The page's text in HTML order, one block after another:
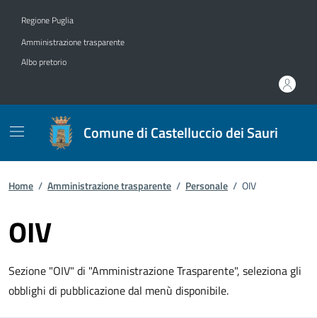
Regione Puglia
Amministrazione trasparente
Albo pretorio
Comune di Castelluccio dei Sauri
Home / Amministrazione trasparente / Personale / OIV
OIV
Sezione "OIV" di "Amministrazione Trasparente", seleziona gli
obblighi di pubblicazione dal menù disponibile.